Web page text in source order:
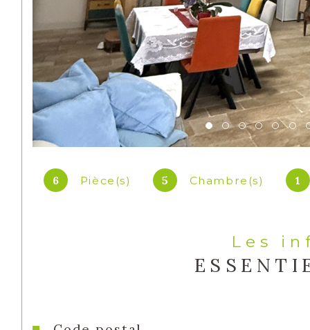
6 Pièce(s) 5 Chambre(s) 1
Les
Caractéristiques Valeurs